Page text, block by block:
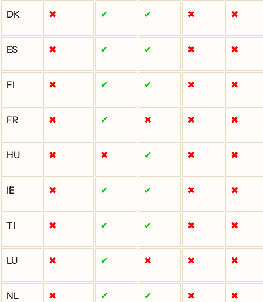
DK ✖ ✔ ✔ ✖ ✖
ES ✖ ✔ ✔ ✖ ✖
FI ✖ ✔ ✔ ✖ ✖
FR ✖ ✔ ✖ ✖ ✖
HU ✖ ✖ ✔ ✖ ✖
IE ✖ ✔ ✔ ✖ ✖
TI ✖ ✔ ✔ ✖ ✖
LU ✖ ✔ ✖ ✖ ✖
NL ✖ ✔ ✔ ✖ ✖